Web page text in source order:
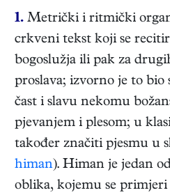
1. Metrički i ritmički
crkveni tekst koji se
bogoslužja ili pak za
proslava; izvorno je to bio
čast i slavu nekomu
pjevanjem i plesom; u
također značiti pjesmu u
himan). Himan je jedan
oblika, kojemu se primjeri